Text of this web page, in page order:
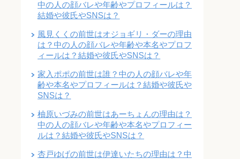
中の人の顔バレや年齢やプロフィールは？
結婚や彼氏やSNSは？
風見くくの前世はオジョギリ・ダーの理由
は？中の人の顔バレや年齢や本名やプロフ
ィールは？結婚や彼氏やSNSは？
家入ポポの前世は誰？中の人の顔バレや年
齢や本名やプロフィールは？結婚や彼氏や
SNSは？
柚原いづみの前世はあーちょんの理由は？
中の人の顔バレや年齢や本名やプロフィー
ルは？結婚や彼氏やSNSは？
杏戸ゆげの前世は伊達いたちの理由は？中